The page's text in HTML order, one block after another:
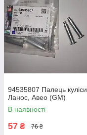
94535807 Палець куліси
Ланос, Авео (GM)
В наявності
57 ₴ 76 ₴